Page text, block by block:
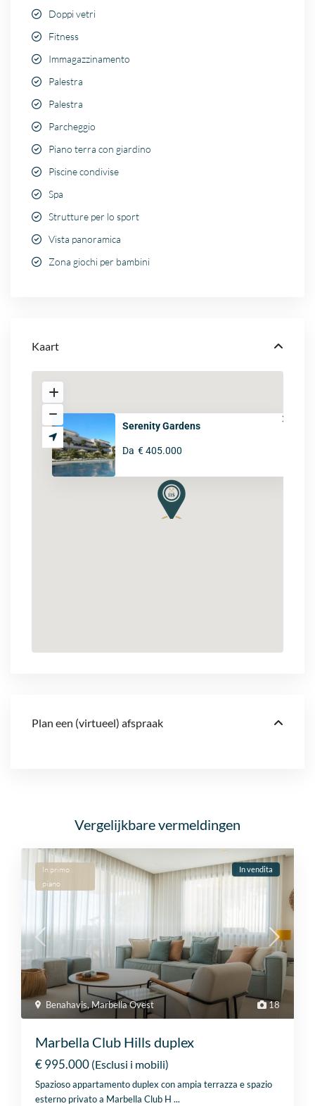
Doppi vetri
Fitness
Immagazzinamento
Palestra
Palestra
Parcheggio
Piano terra con giardino
Piscine condivise
Spa
Strutture per lo sport
Vista panoramica
Zona giochi per bambini
Kaart
Serenity Gardens
Da € 405.000
Plan een (virtueel) afspraak
Vergelijkbare vermeldingen
18
Benahavis,Marbella Ovest
In primo
piano
In vendita
Marbella Club Hills duplex
€ 995.000 (Esclusi i mobili)
Spazioso appartamento duplex con ampia terrazza e spazio
esterno privato a Marbella Club H...